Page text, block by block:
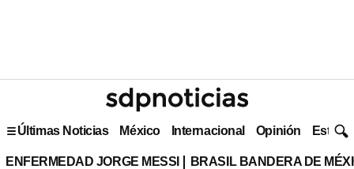
Últimas Noticias México Internacional Opinión Estilo
ENFERMEDAD JORGE MESSI BRASIL BANDERA DE